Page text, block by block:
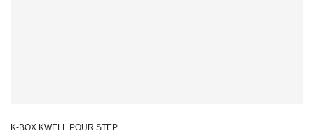
K-BOX KWELL POUR STEP